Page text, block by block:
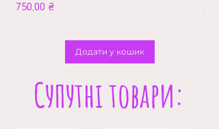
Ціна
750,00 ₴
Додати у кошик
Ціна
Супутні товари: